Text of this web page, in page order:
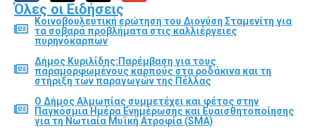
Όλες οι Ειδήσεις
Κοινοβουλευτική ερώτηση του Διονύση Σταμενίτη για
τα σοβαρά προβλήματα στις καλλιέργειες
πυρηνόκαρπων
Δήμος Κυριλίδης:Παρέμβαση για τους
παραμορφωμένους καρπούς στα ροδάκινα και τη
στήριξη των παραγωγών της Πέλλας
Ο Δήμος Αλμωπίας συμμετέχει και φέτος στην
Παγκόσμια Ημέρα Ενημέρωσης και Ευαισθητοποίησης
για τη Νωτιαία Μυϊκή Ατροφία (SMA)